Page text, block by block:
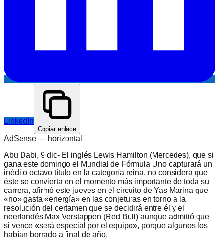
LinkedIn
Copiar enlace
AdSense — horizontal
Abu Dabi, 9 dic- El inglés Lewis Hamilton (Mercedes), que si
gana este domingo el Mundial de Fórmula Uno capturará un
inédito octavo título en la categoría reina, no considera que
éste se convierta en el momento más importante de toda su
carrera, afirmó este jueves en el circuito de Yas Marina que
«no» gasta «energía» en las conjeturas en torno a la
resolución del certamen que se decidirá entre él y el
neerlandés Max Verstappen (Red Bull) aunque admitió que
si vence «será especial por el equipo», porque algunos los
habían borrado a final de año.